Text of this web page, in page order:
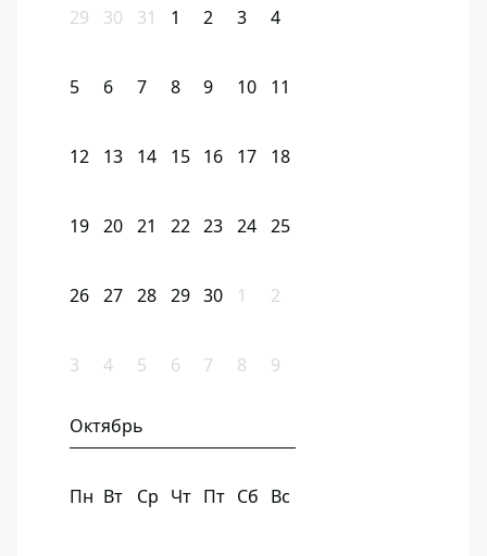
29 30 31 1 2 3 4
5 6 7 8 9 10 11
12 13 14 15 16 17 18
19 20 21 22 23 24 25
26 27 28 29 30 1 2
3 4 5 6 7 8 9
Октябрь
Пн Вт Ср Чт Пт Сб Вс